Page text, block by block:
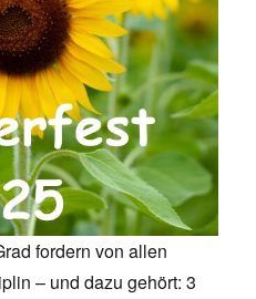
fordern von allen
– und dazu gehört: 3